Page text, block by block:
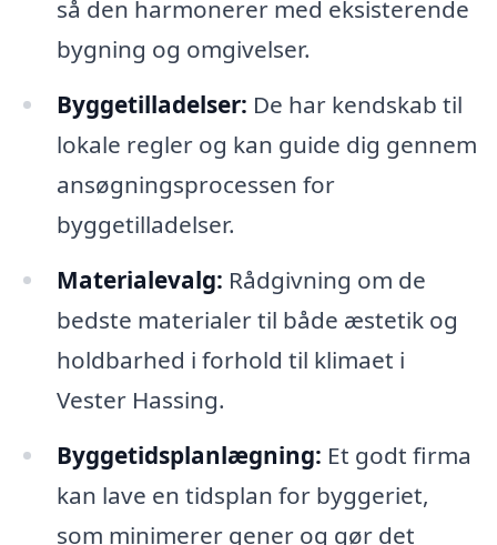
så den harmonerer med eksisterende
bygning og omgivelser.
Byggetilladelser: De har kendskab til
lokale regler og kan guide dig gennem
ansøgningsprocessen for
byggetilladelser.
Materialevalg: Rådgivning om de
bedste materialer til både æstetik og
holdbarhed i forhold til klimaet i
Vester Hassing.
Byggetidsplanlægning: Et godt firma
kan lave en tidsplan for byggeriet,
som minimerer gener og gør det